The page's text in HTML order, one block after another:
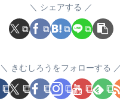
シェアする
きむしろうをフォローする